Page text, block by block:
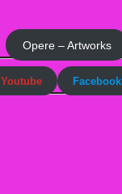
Opere – Artworks
Youtube Facebook